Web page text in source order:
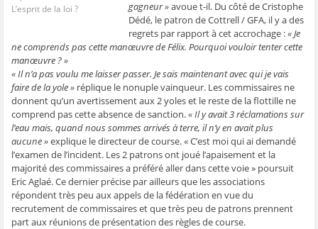
L’esprit de la loi ?
gagneur »avoue t-il. Du côté de Cristophe
Dédé, le patron de Cottrell / GFA, il y a des
regrets par rapport à cet accrochage :« Je
ne comprends pas cette manœuvre de Félix. Pourquoi vouloir tenter cette
manœuvre ? »
« Il n’a pas voulu me laisser passer. Je sais maintenant avec qui je vais
faire de la yole » réplique le nonuple vainqueur. Les commissaires ne
donnent qu’un avertissement aux 2 yoles et le reste de la flottille ne
comprend pas cette absence de sanction.« Il y avait 3 réclamations sur
l’eau mais, quand nous sommes arrivés à terre, il n’y en avait plus
aucune »explique le directeur de course. « C’est moi qui ai demandé
l’examen de l’incident. Les 2 patrons ont joué l’apaisement et la
majorité des commissaires a préféré aller dans cette voie » poursuit
Eric Aglaé. Ce dernier précise par ailleurs que les associations
répondent très peu aux appels de la fédération en vue du
recrutement de commissaires et que très peu de patrons prennent
part aux réunions de présentation des règles de course.